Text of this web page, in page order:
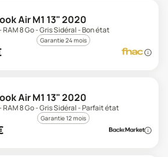
Air M1 13" 2020
RAM 8 Go - Gris Sidéral - Bon état
Garantie 24 mois
Air M1 13" 2020
RAM 8 Go - Gris Sidéral - Parfait état
Garantie 12 mois